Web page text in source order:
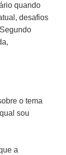
quando
desafios
o tema
sou
a